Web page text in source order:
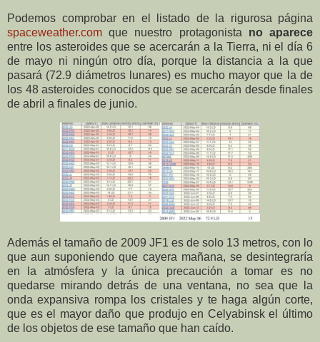
Podemos comprobar en el listado de la rigurosa página
spaceweather.com que nuestro protagonista no aparece
entre los asteroides que se acercarán a la Tierra, ni el día 6
de mayo ni ningún otro día, porque la distancia a la que
pasará (72.9 diámetros lunares) es mucho mayor que la de
los 48 asteroides conocidos que se acercarán desde finales
de abril a finales de junio.
Además el tamaño de 2009 JF1 es de solo 13 metros, con lo
que aun suponiendo que cayera mañana, se desintegraría
en la atmósfera y la única precaución a tomar es no
quedarse mirando detrás de una ventana, no sea que la
onda expansiva rompa los cristales y te haga algún corte,
que es el mayor daño que produjo en Celyabinsk el último
de los objetos de ese tamaño que han caído.